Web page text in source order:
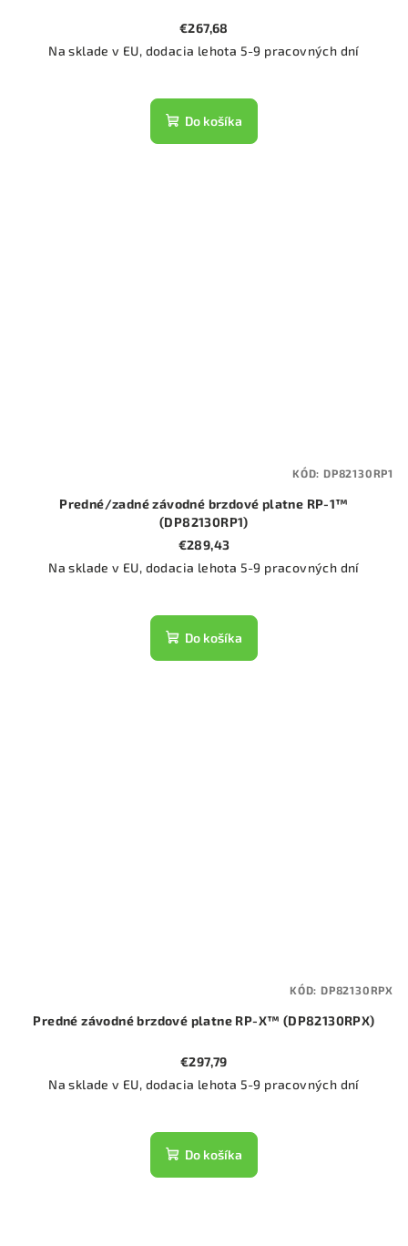
€267,68
Na sklade v EU, dodacia lehota 5-9 pracovných dní
Do košíka
Predné/zadné závodné brzdové platne RP-1™
(DP82130RP1)
€289,43
Na sklade v EU, dodacia lehota 5-9 pracovných dní
Do košíka
KÓD: DP82130RP1
Predné závodné brzdové platne RP-X™ (DP82130RPX)
€297,79
Na sklade v EU, dodacia lehota 5-9 pracovných dní
Do košíka
KÓD: DP82130RPX